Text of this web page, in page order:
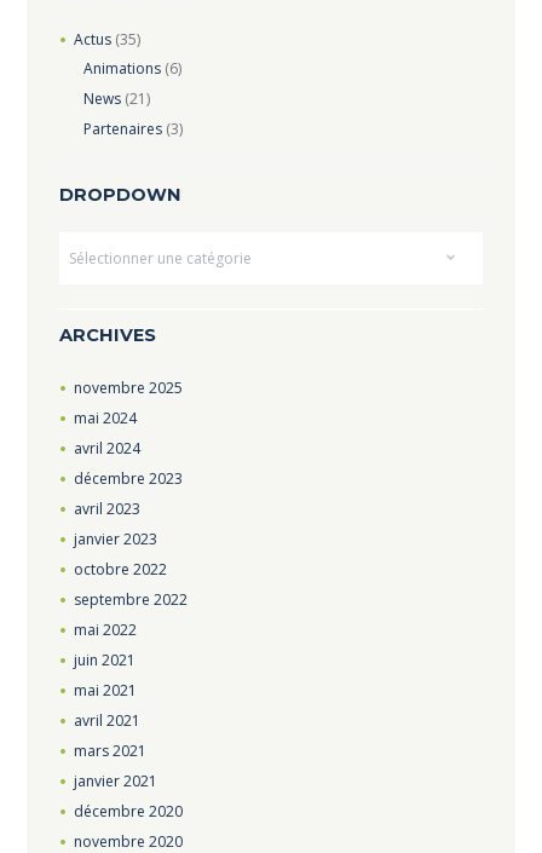
Actus(35)
Animations (6)
News (21)
Partenaires (3)
DROPDOWN
ARCHIVES
novembre 2025
mai 2024
avril 2024
décembre 2023
avril 2023
janvier2023
octobre 2022
septembre 2022
mai 2022
juin 2021
mai 2021
avril 2021
mars2021
janvier2021
décembre 2020
novembre 2020